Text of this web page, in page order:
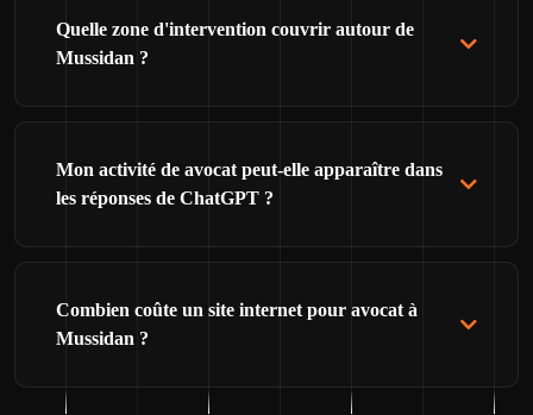
Quelle zone d'intervention couvrir autour de
Mussidan ?
Mon activité de avocat peut-elle apparaître dans
les réponses de ChatGPT ?
Combien coûte un site internet pour avocat à
Mussidan ?